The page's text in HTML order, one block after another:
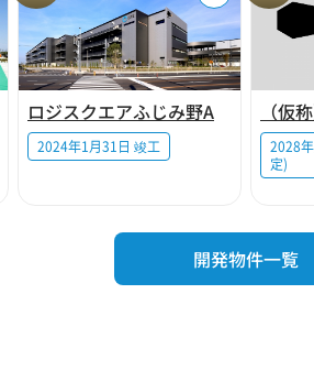
ロジスクエアふじみ野A
2024年1月31日 竣工
2028
定)
開発物件一覧